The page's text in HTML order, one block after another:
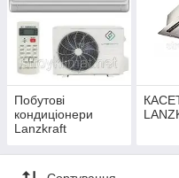
Продукція бренду Lanzkraft
кліматичної техніки.
простоті використання і
використовується в
Побутові
кондиціонери
Lanzkraft